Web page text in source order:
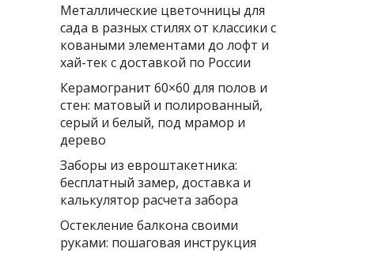
Металлические цветочницы для
сада в разных стилях от классики с
коваными элементами до лофт и
хай-тек с доставкой по России
Керамогранит 60×60 для полов и
стен: матовый и полированный,
серый и белый, под мрамор и
дерево
Заборы из евроштакетника:
бесплатный замер, доставка и
калькулятор расчета забора
Остекление балкона своими
руками: пошаговая инструкция